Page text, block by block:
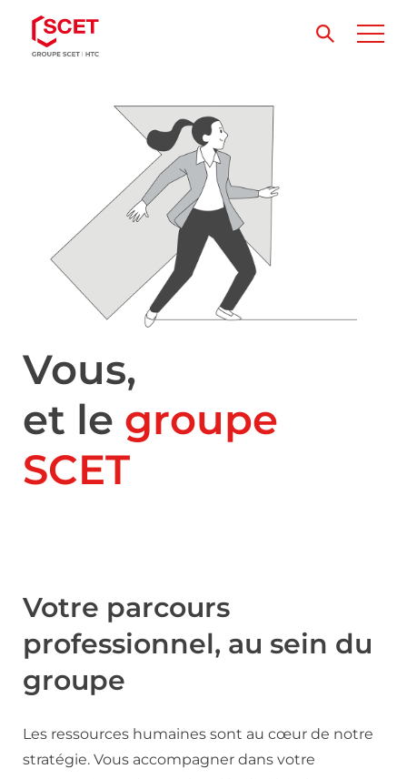
Vous,
et le groupe
SCET
Votre parcours
professionnel, au sein du
groupe
Les ressources humaines sont au cœur de notre
stratégie. Vous accompagner dans votre